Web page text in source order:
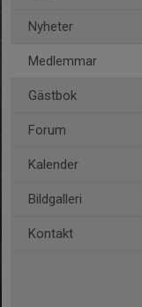
Nyheter
Medlemmar
Gästbok
Forum
Kalender
Bildgalleri
Kontakt